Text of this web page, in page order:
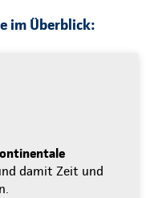
im Überblick:
damit Zeit und